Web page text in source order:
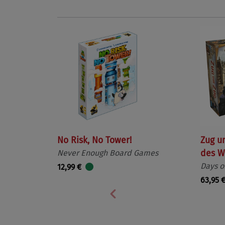
No Risk, No Tower!
Never Enough Board Games
12,99 €
Zug
des
Days
63,95 €
Vorherige